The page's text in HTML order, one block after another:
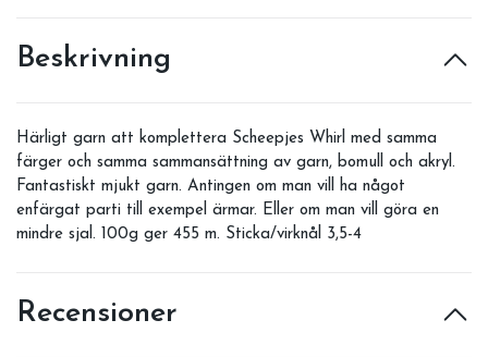
Beskrivning
Härligt garn att komplettera Scheepjes Whirl med samma
färger och samma sammansättning av garn, bomull och akryl.
Fantastiskt mjukt garn. Antingen om man vill ha något
enfärgat parti till exempel ärmar. Eller om man vill göra en
mindre sjal. 100g ger 455 m. Sticka/virknål 3,5-4
Recensioner